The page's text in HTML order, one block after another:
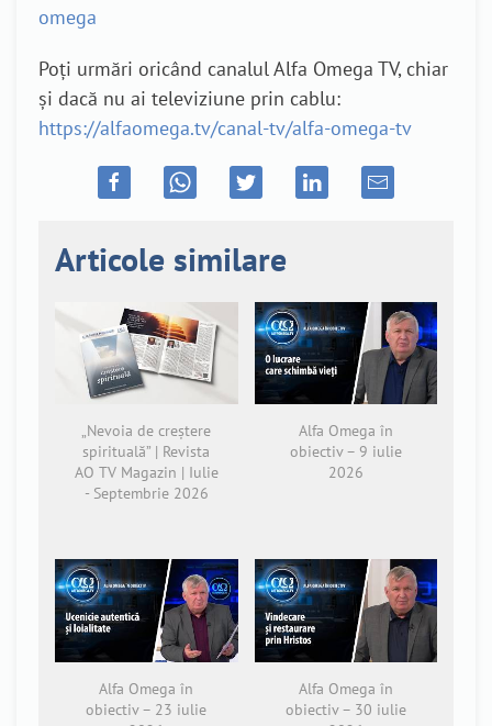
omega
Poți urmări oricând canalul Alfa Omega TV, chiar
și dacă nu ai televiziune prin cablu:
https://alfaomega.tv/canal-tv/alfa-omega-tv
Articole similare
„Nevoia de creștere
spirituală” | Revista
AO TV Magazin | Iulie
- Septembrie 2026
Alfa Omega în
obiectiv – 9 iulie
2026
Alfa Omega în
obiectiv – 23 iulie
Alfa Omega în
obiectiv – 30 iulie